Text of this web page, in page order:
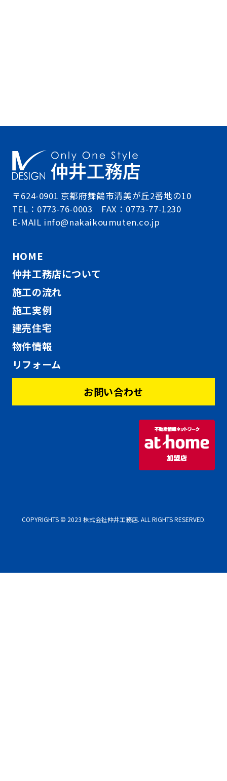
〒624-0901 京都府舞鶴市清美が丘2番地の10
TEL：0773-76-0003 FAX：0773-77-1230
E-MAIL info@nakaikoumuten.co.jp
HOME
仲井工務店について
施工の流れ
施工実例
建売住宅
物件情報
リフォーム
お問い合わせ
COPYRIGHTS © 2023 株式会社仲井工務店. ALL RIGHTS RESERVED.